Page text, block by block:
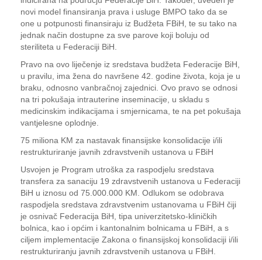
novi model finansiranja prava i usluge BMPO tako da se
one u potpunosti finansiraju iz Budžeta FBiH, te su tako na
jednak način dostupne za sve parove koji boluju od
steriliteta u Federaciji BiH.
Pravo na ovo liječenje iz sredstava budžeta Federacije BiH,
u pravilu, ima žena do navršene 42. godine života, koja je u
braku, odnosno vanbračnoj zajednici. Ovo pravo se odnosi
na tri pokušaja intrauterine inseminacije, u skladu s
medicinskim indikacijama i smjernicama, te na pet pokušaja
vantjelesne oplodnje.
75 miliona KM za nastavak finansijske konsolidacije i/ili
restrukturiranje javnih zdravstvenih ustanova u FBiH
Usvojen je Program utroška za raspodjelu sredstava
transfera za sanaciju 19 zdravstvenih ustanova u Federaciji
BiH u iznosu od 75.000.000 KM. Odlukom se odobrava
raspodjela sredstava zdravstvenim ustanovama u FBiH čiji
je osnivač Federacija BiH, tipa univerzitetsko-kliničkih
bolnica, kao i općim i kantonalnim bolnicama u FBiH, a s
ciljem implementacije Zakona o finansijskoj konsolidaciji i/ili
restrukturiranju javnih zdravstvenih ustanova u FBiH.